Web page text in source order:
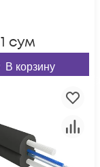
сум
В корзину